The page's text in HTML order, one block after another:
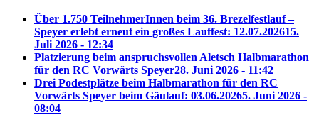
Über 1.750 TeilnehmerInnen beim 36. Brezelfestlauf –
Speyer erlebt erneut ein großes Lauffest: 12.07.202615.
Juli 2026 - 12:34
Platzierung beim anspruchsvollen Aletsch Halbmarathon
für den RC Vorwärts Speyer28. Juni 2026 - 11:42
Drei Podestplätze beim Halbmarathon für den RC
Vorwärts Speyer beim Gäulauf: 03.06.20265. Juni 2026 -
08:04